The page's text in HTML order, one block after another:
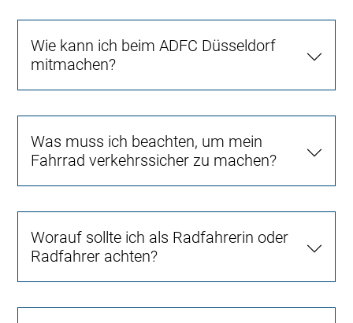
Wie kann ich beim ADFC Düsseldorf
mitmachen?
Was muss ich beachten, um mein
Fahrrad verkehrssicher zu machen?
Worauf sollte ich als Radfahrerin oder
Radfahrer achten?